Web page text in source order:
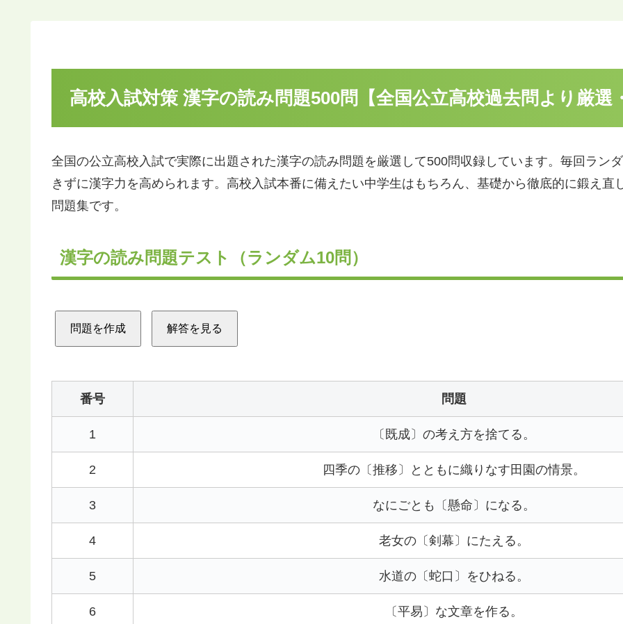
高校入試対策 漢字の読み問題500問【全国公立高校過去問より厳選
全国の公立高校入試で実際に出題された漢字の読み問題を厳選して500問収録しています。毎回ラン
きずに漢字力を高められます。高校入試本番に備えたい中学生はもちろん、基礎から徹底的に鍛え
問題集です。
漢字の読み問題テスト（ランダム10問）
問題を作成 解答を見る
番号 問題
1 〔既成〕の考え方を捨てる。
2 四季の〔推移〕とともに織りなす田園の情景。
3 なにごとも〔懸命〕になる。
4 老女の〔剣幕〕にたえる。
5 水道の〔蛇口〕をひねる。
6 〔平易〕な文章を作る。